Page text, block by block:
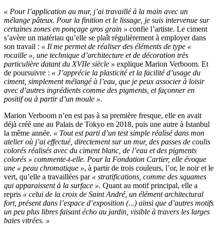
« Pour l’application au mur, j’ai travaillé à la main avec un
mélange pâteux. Pour la finition et le lissage, je suis intervenue sur
certaines zones en ponçage gros grain » confie l’artiste. Le ciment
s’avère un matériau qu’elle se plaît régulièrement à employer dans
son travail : « Il me permet de réaliser des éléments de type «
rocaille », une technique d’architecture et de décoration très
particulière datant du XVIIe siècle » explique Marion Verboom. Et
de poursuivre : « J’apprécie la plasticité et la facilité d’usage du
ciment, simplement mélangé à l’eau, que je peux associer à loisir
avec d’autres ingrédients comme des pigments, et façonner en
positif ou à partir d’un moule ».
Marion Verboom n’en est pas à sa première fresque, elle en avait
déjà créé une au Palais de Tokyo en 2018, puis une autre à Istanbul
la même année. « Tout est parti d’un test simple réalisé dans mon
atelier où j’ai effectué, directement sur un mur, des passes de coulis
colorés réalisés avec du ciment blanc, de l’eau et des pigments
colorés » commente-t-elle. Pour la Fondation Cartier, elle évoque
une « peau chromatique », à partir de trois couleurs, l’or, le noir et le
vert, qu’elle a travaillées par « stratifications, comme des squames
qui apparaissent à la surface ». Quant au motif principal, elle a
repris « celui de la croix de Saint André, un élément architectural
fort, présent dans l’espace d’exposition (...) ainsi que d’autres motifs
un peu plus libres faisant écho au jardin, visible à travers les larges
baies vitrées. »